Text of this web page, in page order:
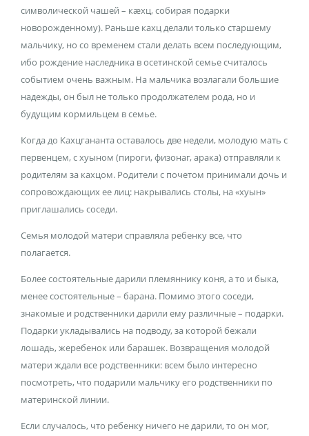
символической чашей – кæхц, собирая подарки
новорожденному). Раньше кахц делали только старшему
мальчику, но со временем стали делать всем последующим,
ибо рождение наследника в осетинской семье считалось
событием очень важным. На мальчика возлагали большие
надежды, он был не только продолжателем рода, но и
будущим кормильцем в семье.
Когда до Кахцгананта оставалось две недели, молодую мать с
первенцем, с хуыном (пироги, физонаг, арака) отправляли к
родителям за кахцом. Родители с почетом принимали дочь и
сопровождающих ее лиц: накрывались столы, на «хуын»
приглашались соседи.
Семья молодой матери справляла ребенку все, что
полагается.
Более состоятельные дарили племяннику коня, а то и быка,
менее состоятельные – барана. Помимо этого соседи,
знакомые и родственники дарили ему различные – подарки.
Подарки укладывались на подводу, за которой бежали
лошадь, жеребенок или барашек. Возвращения молодой
матери ждали все родственники: всем было интересно
посмотреть, что подарили мальчику его родственники по
материнской линии.
Если случалось, что ребенку ничего не дарили, то он мог,